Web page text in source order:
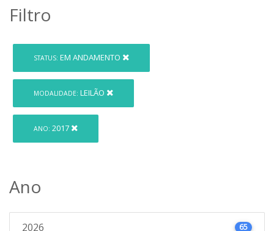
Filtro
STATUS: EM ANDAMENTO
MODALIDADE: LEILÃO
ANO: 2017
Ano
2026 65